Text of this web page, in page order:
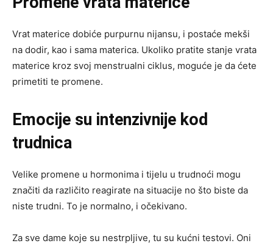
Vrat materice dobiće purpurnu nijansu, i postaće mekši
na dodir, kao i sama materica. Ukoliko pratite stanje vrata
materice kroz svoj menstrualni ciklus, moguće je da ćete
primetiti te promene.
Emocije su intenzivnije kod
trudnica
Velike promene u hormonima i tijelu u trudnoći mogu
značiti da različito reagirate na situacije no što biste da
niste trudni. To je normalno, i očekivano.
Za sve dame koje su nestrpljive, tu su kućni testovi. Oni